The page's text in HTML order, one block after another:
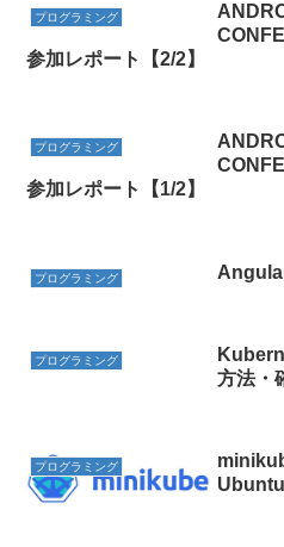
プログラミング
参加レポート【2/2】
プログラミング
参加レポート【1/2】
プログラミング
プログラミング
方法・
プログラミング